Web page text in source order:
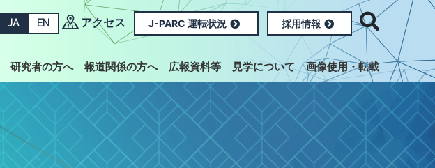
JA EN アクセス J-PARC 運転状況 採用情報
研究者の方へ 報道関係の方へ 広報資料等 見学について 画像使用・転載